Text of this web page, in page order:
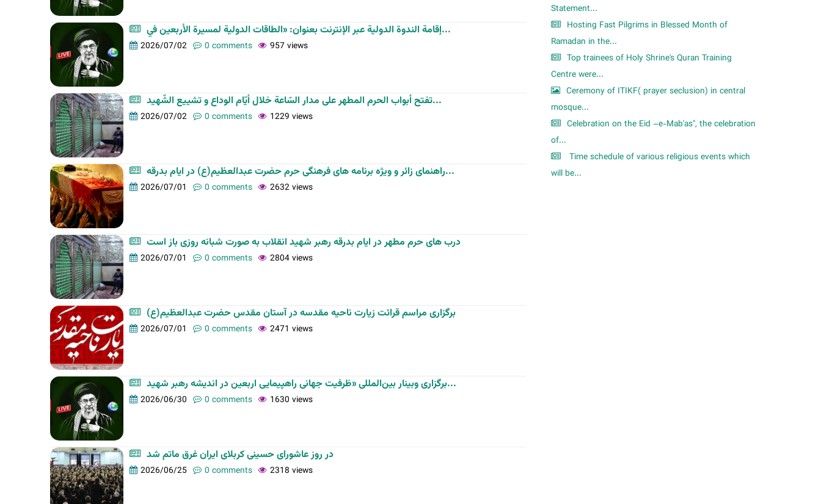
s
إقامة الندوة الدولية عبر الإنترنت بعنوان: «الطاقات الدولية لمسيرة الأربعين في...
2026/07/02 0 comments 957 views
تفتح أبواب الحرم المطهر على مدار السّاعة خلال أيّام الوداع و تشييع الشّهيد...
2026/07/02 0 comments 1229 views
راهنمای زائر و ویژه برنامه های فرهنگی حرم حضرت عبدالعظیم(ع) در ایام بدرقه...
2026/07/01 0 comments 2632 views
درب های حرم مطهر در ایام بدرقه رهبر شهید انقلاب به صورت شبانه روزی باز است
2026/07/01 0 comments 2804 views
برگزاری مراسم قرائت زیارت ناحیه مقدسه در آستان مقدس حضرت عبدالعظیم(ع)
2026/07/01 0 comments 2471 views
برگزاری وبینار بین‌المللی «ظرفیت جهانی راهپیمایی اربعین در اندیشه رهبر شهید...
2026/06/30 0 comments 1630 views
در روز عاشورای حسینی کربلای ایران غرق ماتم شد
2026/06/25 0 comments 2318 views
Statement...
Hosting Fast Pilgrims in Blessed Month of
Ramadan in the...
Top trainees of Holy Shrine's Quran Training
Centre were...
Ceremony of ITIKF( prayer seclusion) in central
mosque...
Celebration on the Eid –e-Mab'as", the celebration
of...
Time schedule of various religious events which
will be...